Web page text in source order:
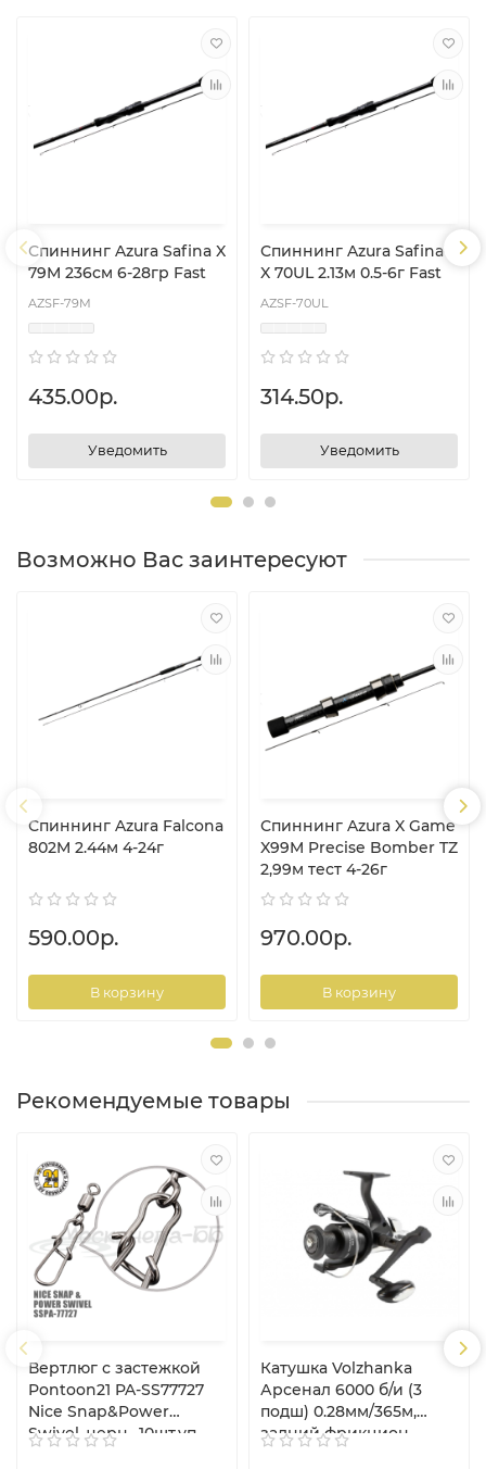
Спиннинг Azura Safina X
79M 236см 6-28гр Fast
AZSF-79M
435.00р.
Уведомить
Спиннинг Azura Safina-
X 70UL 2.13м 0.5-6г Fast
AZSF-70UL
314.50р.
Уведомить
Возможно Вас заинтересуют
Спиннинг Azura Falcona
802M 2.44м 4-24г
590.00р.
В корзину
Спиннинг Azura X Game
X99M Precise Bomber TZ
2,99м тест 4-26г
970.00р.
В корзину
Рекомендуемые товары
Вертлюг с застежкой
Pontoon21 PA-SS77727
Nice Snap&Power
Swivel, черн., 10шт.уп.,
Катушка Volzhanka
Арсенал 6000 б/и (3
подш) 0.28мм/365м,
задний фрикцион